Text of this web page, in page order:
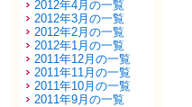
2012年4月の一覧
2012年3月の一覧
2012年2月の一覧
2012年1月の一覧
2011年12月の一覧
2011年11月の一覧
2011年10月の一覧
2011年9月の一覧